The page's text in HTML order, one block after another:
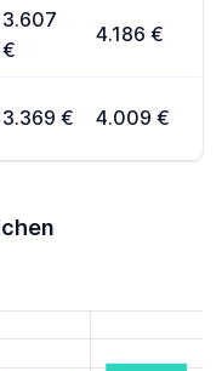
3.607
€
4.186 €
3.369 € 4.009 €